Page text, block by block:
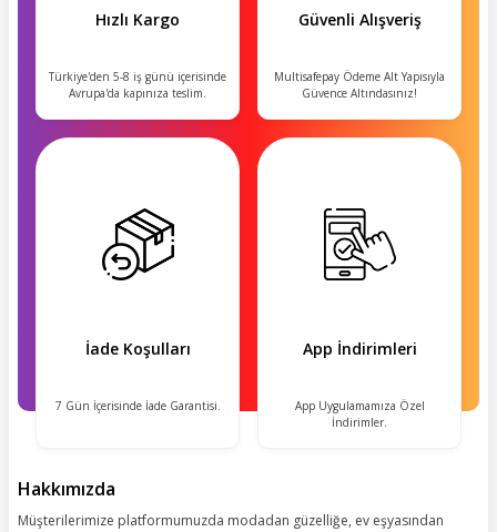
Hızlı Kargo
Türkiye'den 5-8 iş günü içerisinde
Avrupa'da kapınıza teslim.
Güvenli Alışveriş
Multisafepay Ödeme Alt Yapısıyla
Güvence Altındasınız!
İade Koşulları
7 Gün İçerisinde İade Garantisi.
App İndirimleri
App Uygulamamıza Özel
İndirimler.
Hakkımızda
Müşterilerimize platformumuzda modadan güzelliğe, ev eşyasından